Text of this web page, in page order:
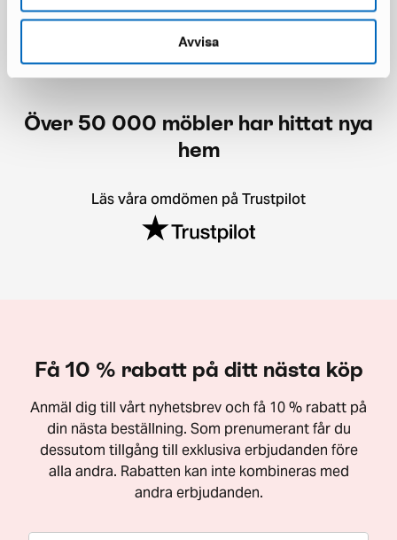
Avvisa
Över 50 000 möbler har hittat nya
hem
Läs våra omdömen på Trustpilot
Få 10 % rabatt på ditt nästa köp
Anmäl dig till vårt nyhetsbrev och få 10 % rabatt på
din nästa beställning. Som prenumerant får du
dessutom tillgång till exklusiva erbjudanden före
alla andra. Rabatten kan inte kombineras med
andra erbjudanden.